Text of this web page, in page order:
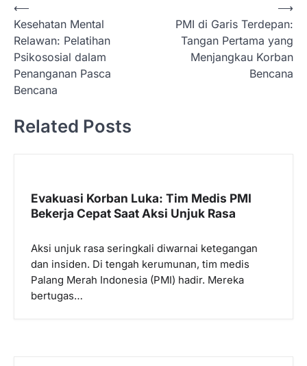
N
a
v
i
g
a
s
⟵
Kesehatan Mental
Relawan: Pelatihan
Psikososial dalam
Penanganan Pasca
Bencana
PMI di Garis Terdepan:
Tangan Pertama yang
Menjangkau Korban
Bencana
⟶
Related Posts
Evakuasi Korban Luka: Tim Medis PMI
Bekerja Cepat Saat Aksi Unjuk Rasa
Aksi unjuk rasa seringkali diwarnai ketegangan
dan insiden. Di tengah kerumunan, tim medis
Palang Merah Indonesia (PMI) hadir. Mereka
bertugas…